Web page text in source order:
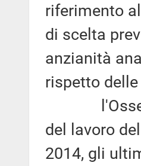
riferimento
di scelta
anzianità
rispetto
del lavoro
2014, gli